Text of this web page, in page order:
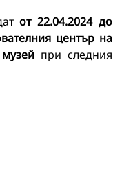
от 22.04.2024 до
лния център на
при следния